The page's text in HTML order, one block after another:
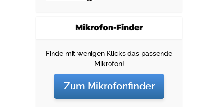
Mikrofon-Finder
Finde mit wenigen Klicks das passende
Mikrofon!
Zum Mikrofonfinder